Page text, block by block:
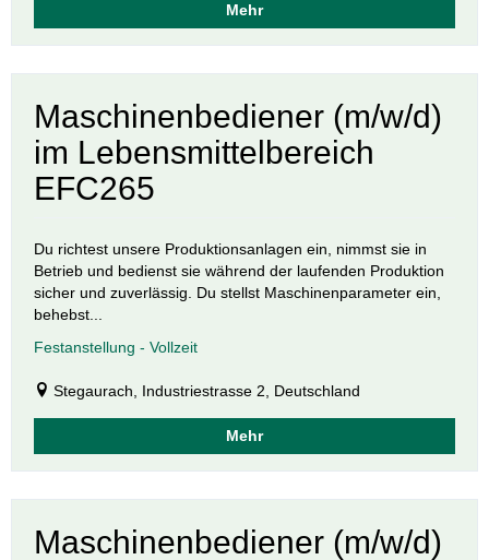
Mehr
Maschinenbediener (m/w/d)
im Lebensmittelbereich
EFC265
Du richtest unsere Produktionsanlagen ein, nimmst sie in
Betrieb und bedienst sie während der laufenden Produktion
sicher und zuverlässig. Du stellst Maschinenparameter ein,
behebst...
Festanstellung - Vollzeit
Stegaurach, Industriestrasse 2, Deutschland
Mehr
Maschinenbediener (m/w/d)